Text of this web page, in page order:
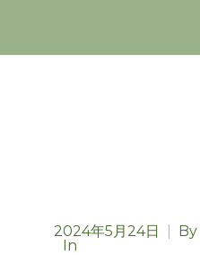
2024年5月24日 By
In